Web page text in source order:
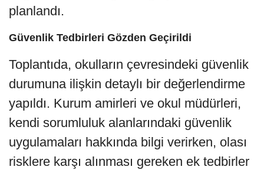
planlandı.
Güvenlik Tedbirleri Gözden Geçirildi
Toplantıda, okulların çevresindeki güvenlik
durumuna ilişkin detaylı bir değerlendirme
yapıldı. Kurum amirleri ve okul müdürleri,
kendi sorumluluk alanlarındaki güvenlik
uygulamaları hakkında bilgi verirken, olası
risklere karşı alınması gereken ek tedbirler